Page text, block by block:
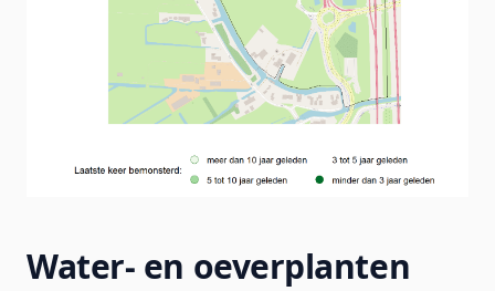
Water- en oeverplanten